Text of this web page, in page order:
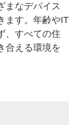
まなデバイス
ます。年齢やIT
、すべての住
合える環境を